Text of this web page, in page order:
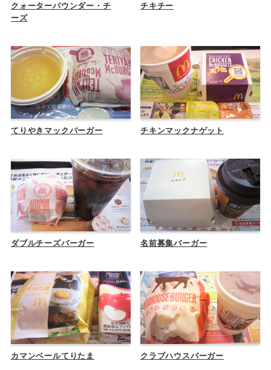
クォーターパウンダー・チ
ーズ
チキチー
てりやきマックバーガー チキンマックナゲット
ダブルチーズバーガー 名前募集バーガー
カマンベールてりたま クラブハウスバーガー